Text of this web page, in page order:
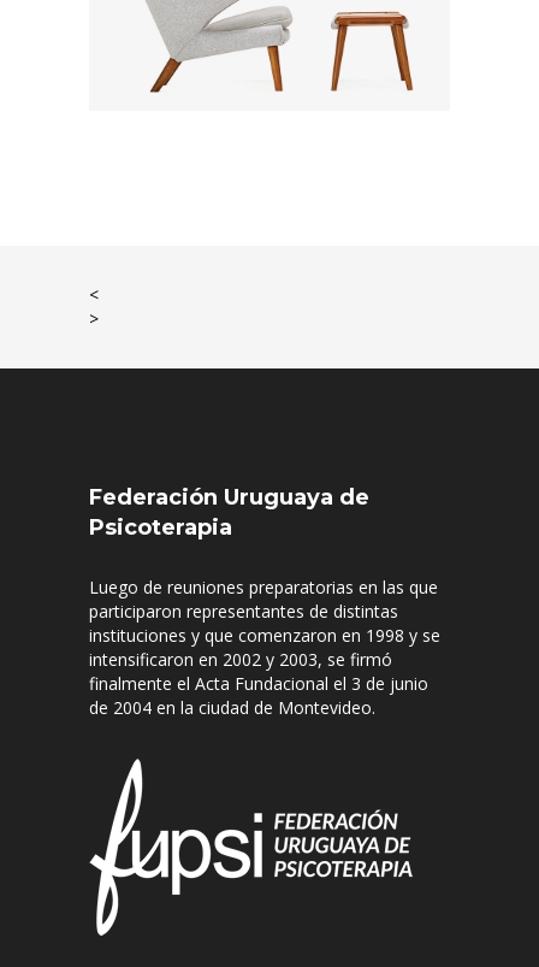
<
>
Federación Uruguaya de
Psicoterapia
Luego de reuniones preparatorias en las que
participaron representantes de distintas
instituciones y que comenzaron en 1998 y se
intensificaron en 2002 y 2003, se firmó
finalmente el Acta Fundacional el 3 de junio
de 2004 en la ciudad de Montevideo.